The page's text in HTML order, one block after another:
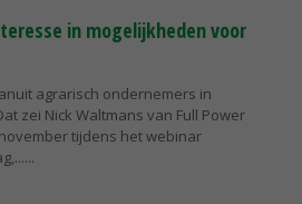
in mogelijkheden voor
agrarisch ondernemers in
zei Nick Waltmans van Full Power
tijdens het webinar